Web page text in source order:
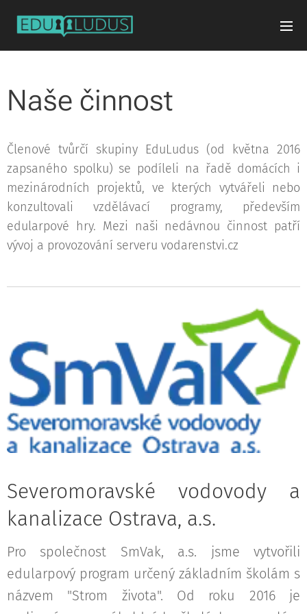
Naše činnost
Členové tvůrčí skupiny EduLudus (od května 2016
zapsaného spolku) se podíleli na řadě domácích i
mezinárodních projektů, ve kterých vytvářeli nebo
konzultovali vzdělávací programy, především
edularpové hry. Mezi naši nedávnou činnost patří
vývoj a provozování serveru vodarenstvi.cz
Severomoravské vodovody a
kanalizace Ostrava, a.s.
Pro společnost SmVak, a.s. jsme vytvořili
edularpový program určený základním školám s
názvem "Strom života". Od roku 2016 je